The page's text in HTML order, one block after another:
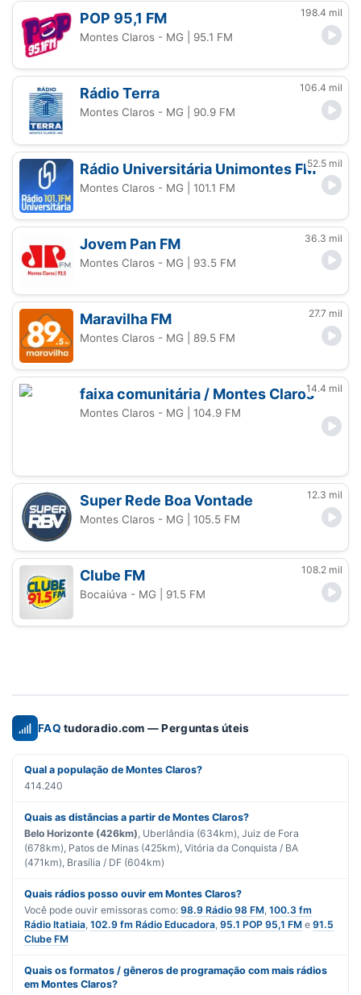
POP 95,1 FM 198.4 mil
Montes Claros - MG | 95.1 FM
Rádio Terra 106.4 mil
Montes Claros - MG | 90.9 FM
Rádio Universitária Unimontes FM52.5 mil
Montes Claros - MG | 101.1 FM
Jovem Pan FM 36.3 mil
Montes Claros - MG | 93.5 FM
Maravilha FM 27.7 mil
Montes Claros - MG | 89.5 FM
faixa comunitária / Montes Claros14.4 mil
Montes Claros - MG | 104.9 FM
Super Rede Boa Vontade 12.3 mil
Montes Claros - MG | 105.5 FM
Clube FM 108.2 mil
Bocaiúva - MG | 91.5 FM
FAQ tudoradio.com — Perguntas úteis
Qual a população de Montes Claros?
414.240
Quais as distâncias a partir de Montes Claros?
Belo Horizonte (426km), Uberlândia (634km), Juiz de Fora
(678km), Patos de Minas (425km), Vitória da Conquista / BA
(471km), Brasília / DF (604km)
Quais rádios posso ouvir em Montes Claros?
Você pode ouvir emissoras como: 98.9 Rádio 98 FM, 100.3 fm
Rádio Itatiaia, 102.9 fm Rádio Educadora, 95.1 POP 95,1 FM e 91.5
Clube FM
Quais os formatos / gêneros de programação com mais rádios
em Montes Claros?